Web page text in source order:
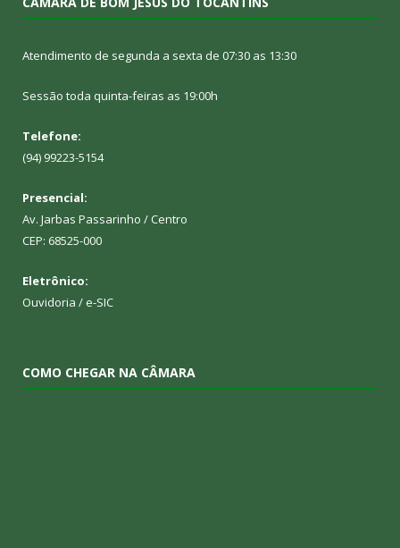
Atendimento de segunda a sexta de 07:30 as 13:30
Sessão toda quinta-feiras as 19:00h
Telefone:
(94) 99223-5154
Presencial:
Av. Jarbas Passarinho / Centro
CEP: 68525-000
Eletrônico:
Ouvidoria / e-SIC
COMO CHEGAR NA CÂMARA